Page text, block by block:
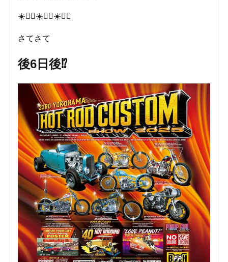
☀️❤️‍🔥☀️❤️‍🔥☀️❤️‍🔥
さてさて
後6日後⁉️